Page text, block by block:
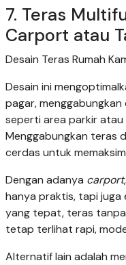
7. Teras
Carport atau
Desain Teras Rumah
Desain ini
pagar,
seperti area parkir
Menggabungkan teras
cerdas untuk
Dengan adanya carport
hanya praktis, tapi juga
yang tepat, teras
tetap terlihat rapi,
Alternatif lain adalah